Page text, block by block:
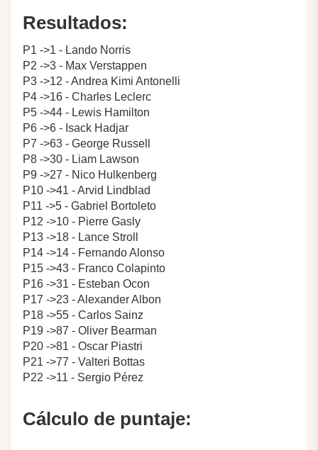
Resultados:
P1 ->1 - Lando Norris
P2 ->3 - Max Verstappen
P3 ->12 - Andrea Kimi Antonelli
P4 ->16 - Charles Leclerc
P5 ->44 - Lewis Hamilton
P6 ->6 - Isack Hadjar
P7 ->63 - George Russell
P8 ->30 - Liam Lawson
P9 ->27 - Nico Hulkenberg
P10 ->41 - Arvid Lindblad
P11 ->5 - Gabriel Bortoleto
P12 ->10 - Pierre Gasly
P13 ->18 - Lance Stroll
P14 ->14 - Fernando Alonso
P15 ->43 - Franco Colapinto
P16 ->31 - Esteban Ocon
P17 ->23 - Alexander Albon
P18 ->55 - Carlos Sainz
P19 ->87 - Oliver Bearman
P20 ->81 - Oscar Piastri
P21 ->77 - Valteri Bottas
P22 ->11 - Sergio Pérez
Cálculo de puntaje: